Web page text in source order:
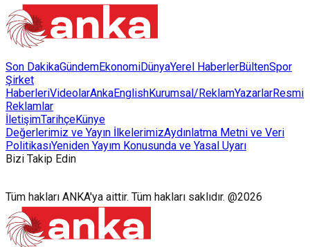
Son DakikaGündemEkonomiDünyaYerel HaberlerBültenSpor
Şirket
HaberleriVideolarAnkaEnglishKurumsal/ReklamYazarlarResmi
Reklamlar
İletişimTarihçeKünye
Değerlerimiz ve Yayın İlkelerimizAydınlatma Metni ve Veri
PolitikasıYeniden Yayım Konusunda ve Yasal Uyarı
Bizi Takip Edin
Tüm hakları ANKA'ya aittir. Tüm hakları saklıdır. @2026